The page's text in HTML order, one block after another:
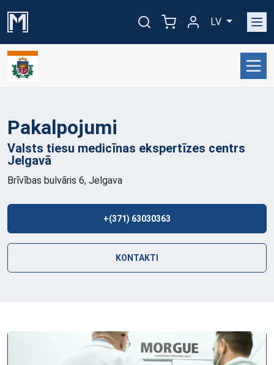
LV
Pakalpojumi
Valsts tiesu medicīnas ekspertīzes centrs
Jelgavā
Brīvības bulvāris 6, Jelgava
+(371) 63030363
KONTAKTI